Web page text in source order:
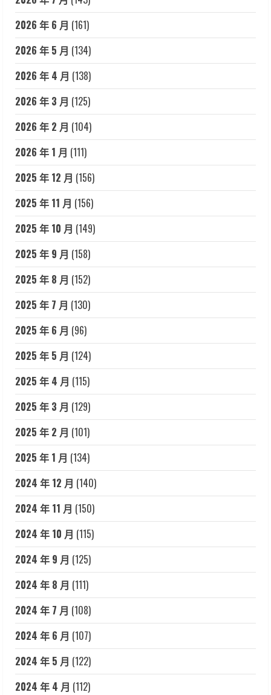
2026 年 6 月 (161)
2026 年 5 月 (134)
2026 年 4 月 (138)
2026 年 3 月 (125)
2026 年 2 月 (104)
2026 年 1 月 (111)
2025 年 12 月 (156)
2025 年 11 月 (156)
2025 年 10 月 (149)
2025 年 9 月 (158)
2025 年 8 月 (152)
2025 年 7 月 (130)
2025 年 6 月 (96)
2025 年 5 月 (124)
2025 年 4 月 (115)
2025 年 3 月 (129)
2025 年 2 月 (101)
2025 年 1 月 (134)
2024 年 12 月 (140)
2024 年 11 月 (150)
2024 年 10 月 (115)
2024 年 9 月 (125)
2024 年 8 月 (111)
2024 年 7 月 (108)
2024 年 6 月 (107)
2024 年 5 月 (122)
2024 年 4 月 (112)